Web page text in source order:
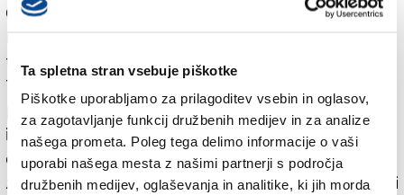
Ta spletna stran vsebuje piškotke
Piškotke uporabljamo za prilagoditev vsebin in oglasov,
za zagotavljanje funkcij družbenih medijev in za analize
našega prometa. Poleg tega delimo informacije o vaši
uporabi našega mesta z našimi partnerji s področja
družbenih medijev, oglaševanja in analitike, ki jih morda
Ob jeziku izstopa tudi tema ljubezni, njegov je
temo minevanja oz. odnosa med življenjem in smrtjo.
Tu smo pred nadgradnjo Kravosovega dosedanjega
pesnjenja.« Najpogostejši besedi v zbirki sta čas, ki je
izraz minevanja, in pa poljub, se pravi izraz ljubezni, je
opozorila. Prostor in čas pri njem minevata in hkrati
živita. »Minevanje se sooča z ljubeznijo in življenjem, ki